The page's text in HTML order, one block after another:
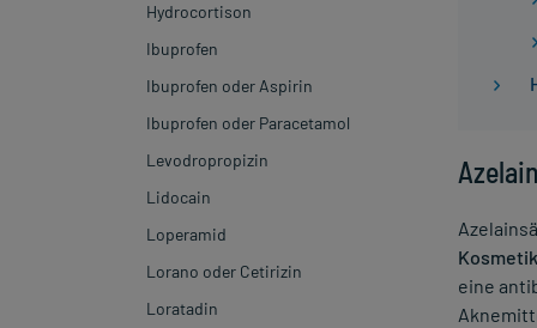
Hydrocortison
Ibuprofen
Dosierung von Ibuprofen
Nebenwirkungen von Ibuprofen
Wechselwirkungen von Ibuprofen
Ibuprofen während der
Ibuprofen oder Aspirin
Ibuprofen oder Paracetamol
Levodropropizin
Lidocain
Loperamid
Lorano oder Cetirizin
Loratadin
eine